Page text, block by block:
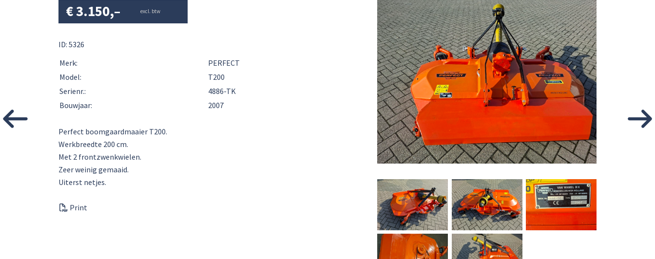
€3.150,– excl. btw
ID: 5326
Merk:
PERFECT
Model:
T200
Serienr.:
4886-TK
Bouwjaar:
2007
Perfect boomgaardmaaier T200.
Werkbreedte 200 cm.
Met 2 frontzwenkwielen.
Zeer weinig gemaaid.
Uiterst netjes.
Print